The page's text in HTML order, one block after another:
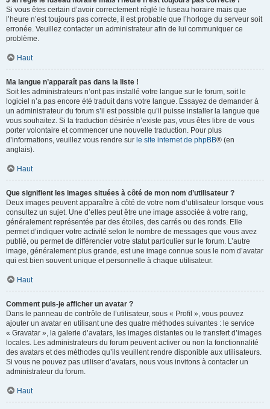
Si vous êtes certain d’avoir correctement réglé le fuseau horaire mais que
l’heure n’est toujours pas correcte, il est probable que l’horloge du serveur soit
erronée. Veuillez contacter un administrateur afin de lui communiquer ce
problème.
Haut
Ma langue n’apparaît pas dans la liste !
Soit les administrateurs n’ont pas installé votre langue sur le forum, soit le
logiciel n’a pas encore été traduit dans votre langue. Essayez de demander à
un administrateur du forum s’il est possible qu’il puisse installer la langue que
vous souhaitez. Si la traduction désirée n’existe pas, vous êtes libre de vous
porter volontaire et commencer une nouvelle traduction. Pour plus
d’informations, veuillez vous rendre sur le site internet de phpBB® (en
anglais).
Haut
Que signifient les images situées à côté de mon nom d’utilisateur ?
Deux images peuvent apparaître à côté de votre nom d’utilisateur lorsque vous
consultez un sujet. Une d’elles peut être une image associée à votre rang,
généralement représentée par des étoiles, des carrés ou des ronds. Elle
permet d’indiquer votre activité selon le nombre de messages que vous avez
publié, ou permet de différencier votre statut particulier sur le forum. L’autre
image, généralement plus grande, est une image connue sous le nom d’avatar
qui est bien souvent unique et personnelle à chaque utilisateur.
Haut
Comment puis-je afficher un avatar ?
Dans le panneau de contrôle de l’utilisateur, sous « Profil », vous pouvez
ajouter un avatar en utilisant une des quatre méthodes suivantes : le service
« Gravatar », la galerie d’avatars, les images distantes ou le transfert d’images
locales. Les administrateurs du forum peuvent activer ou non la fonctionnalité
des avatars et des méthodes qu’ils veuillent rendre disponible aux utilisateurs.
Si vous ne pouvez pas utiliser d’avatars, nous vous invitons à contacter un
administrateur du forum.
Haut